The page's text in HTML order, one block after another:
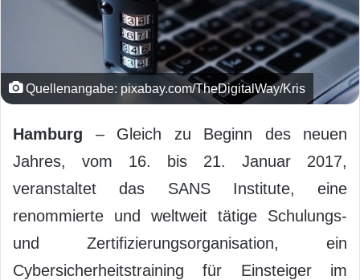
Quellenangabe: pixabay.com/TheDigitalWay/Kris
Hamburg – Gleich zu Beginn des neuen
Jahres, vom 16. bis 21. Januar 2017,
veranstaltet das SANS Institute, eine
renommierte und weltweit tätige Schulungs-
und Zertifizierungsorganisation, ein
Cybersicherheitstraining für Einsteiger im